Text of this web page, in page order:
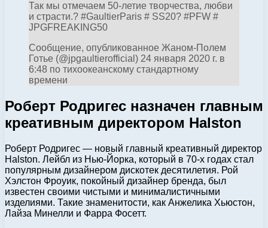
Так мы отмечаем 50-летие творчества, любви
и страсти.? #GaultierParis # SS20? #PFW #
JPGFREAKING50
Сообщение, опубликованное Жаном-Полем
Готье (@jpgaultierofficial) 24 января 2020 г. в
6:48 по тихоокеанскому стандартному
времени
Роберт Родригес назначен главным
креативным директором Halston
Роберт Родригес — новый главный креативный директор
Halston. Лейбл из Нью-Йорка, который в 70-х годах стал
популярным дизайнером дискотек десятилетия. Рой
Хэлстон Фроуик, покойный дизайнер бренда, был
известен своими чистыми и минималистичными
изделиями. Такие знаменитости, как Анжелика Хьюстон,
Лайза Минелли и Фарра Фосетт.